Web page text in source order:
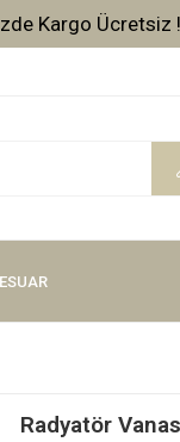
Farksız 3
Radyatör